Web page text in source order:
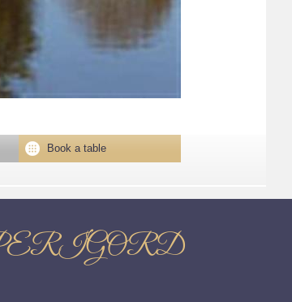
Book a table
PERIGORD